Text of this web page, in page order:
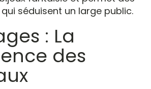
séduisent un large public.
: La
des